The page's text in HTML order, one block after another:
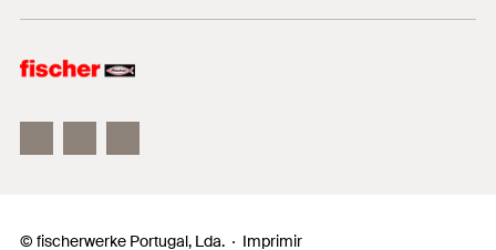
fischertechnik
© fischerwerke Portugal, Lda. Imprimir